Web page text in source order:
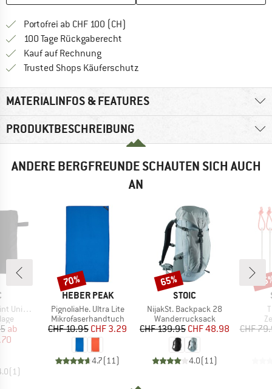
Portofrei ab CHF 100 (CH)
100 Tage Rückgaberecht
Kauf auf RechnungFinde die Zahlungs-Infos hier! Öffnet
Trusted Shops Käuferschutz
MATERIALINFOS & FEATURES
PRODUKTBESCHREIBUNG
ANDERE BERGFREUNDE SCHAUTEN SICH AUCH
AN
Preis
ab
( 1)
MARKE
HEBER PEAK
Artikel
PignoliaHe. Ultra Lite
Produktgruppe
Mikrofaserhandtuch
Preis
CHF 10.95reduzierter Preis
CHF 3.29
4.7( 11)
Rabatt
70%
MARKE
STOIC
Artikel
NijakSt. Backpack 28
Produktgruppe
Wanderrucksack
Preis
CHF 139.95reduzierter Preis
CHF 48.98
4.0( 11)
Rabatt
65%
CHF